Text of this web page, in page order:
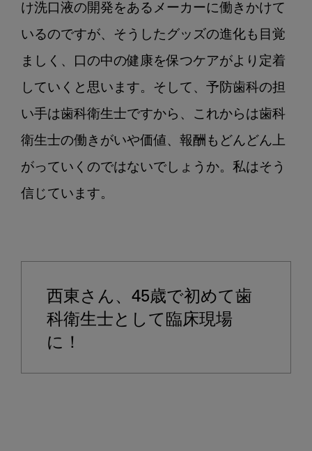
け洗口液の開発をあるメーカーに働きかけて
いるのですが、そうしたグッズの進化も目覚
ましく、口の中の健康を保つケアがより定着
していくと思います。そして、予防歯科の担
い手は歯科衛生士ですから、これからは歯科
衛生士の働きがいや価値、報酬もどんどん上
がっていくのではないでしょうか。私はそう
信じています。
西東さん、45歳で初めて歯
科衛生士として臨床現場
に！